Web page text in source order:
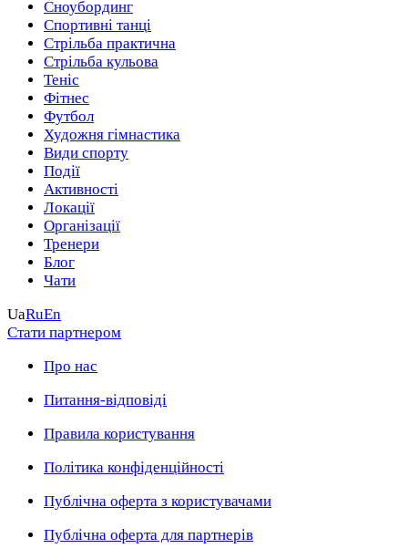
Сноубординг
Спортивні танці
Стрільба практична
Стрільба кульова
Теніс
Фітнес
Футбол
Художня гімнастика
Види спорту
Події
Активності
Локації
Організації
Тренери
Блог
Чати
UaRuEn
Стати партнером
Про нас
Питання-відповіді
Правила користування
Політика конфіденційності
Публічна оферта з користувачами
Публічна оферта для партнерів